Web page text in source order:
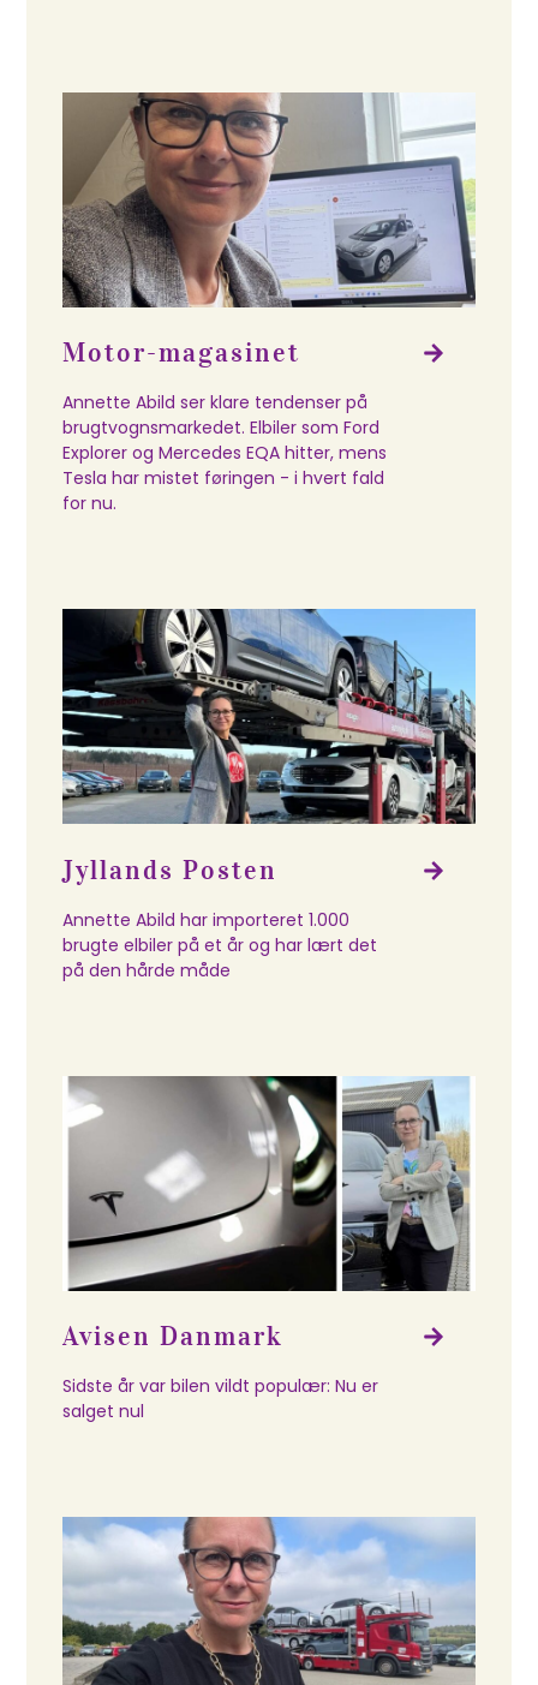
Motor-magasinet
Annette Abild ser klare tendenser på
brugtvognsmarkedet. Elbiler som Ford
Explorer og Mercedes EQA hitter, mens
Tesla har mistet føringen - i hvert fald
for nu.
Jyllands Posten
Annette Abild har importeret 1.000
brugte elbiler på et år og har lært det
på den hårde måde
Avisen Danmark​
Sidste år var bilen vildt populær: Nu er
salget nul​